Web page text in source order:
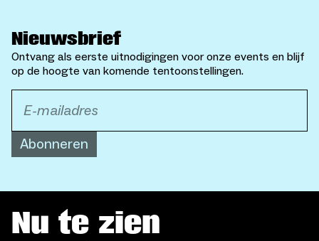
Nieuwsbrief
Ontvang als eerste uitnodigingen voor onze events en blijf
op de hoogte van komende tentoonstellingen.
Abonneren
Nu te zien